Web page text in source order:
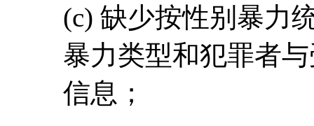
(c) 缺少按性别暴力
暴力类型和犯罪者
信息；